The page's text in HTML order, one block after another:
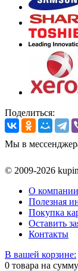
Поделиться:
Мы в
© 2009-2026
О компании
Полезная
Покупка
Оставить
Контакты
В вашей корзине:
0 товара на сумму